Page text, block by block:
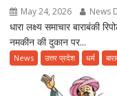
May 24, 2026 News
धारा लक्ष्य समाचार बाराबंकी
नमकीन की दुकान पर...
News उत्तर प्रदेश धर्म